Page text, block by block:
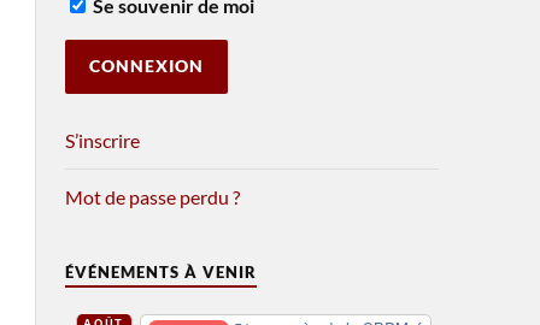
Se souvenir de moi
S’inscrire
Mot de passe perdu ?
ÉVÉNEMENTS À VENIR